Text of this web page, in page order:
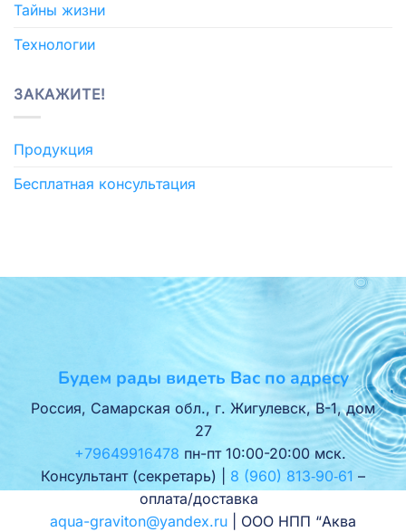
Тайны жизни
Технологии
ЗАКАЖИТЕ!
Продукция
Бесплатная консультация
Будем рады видеть Вас по адресу
Россия, Самарская обл., г. Жигулевск, В-1, дом
27
+79649916478 пн-пт 10:00-20:00 мск.
Консультант (секретарь) | 8 (960) 813‑90‑61 –
оплата/доставка
aqua-graviton@yandex.ru | ООО НПП “Аква